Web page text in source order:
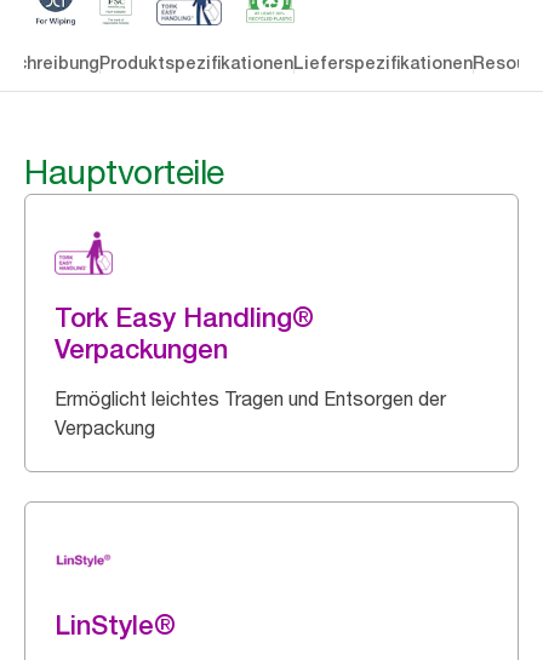
ProduktspezifikationenLieferspezifikationen
Hauptvorteile
Tork Easy Handling®
Verpackungen
Ermöglicht leichtes Tragen und Entsorgen der
Verpackung
LinStyle®